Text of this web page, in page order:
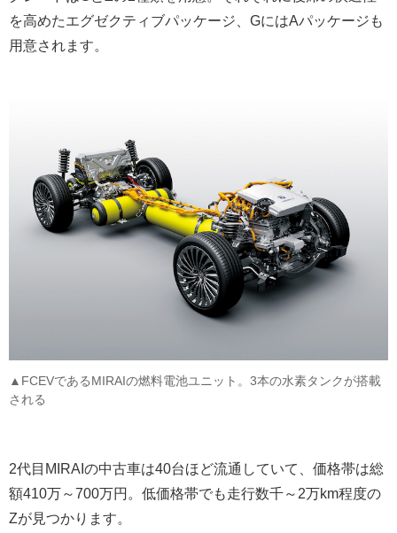
を高めたエグゼクティブパッケージ、GにはAパッケージも
用意されます。
▲FCEVであるMIRAIの燃料電池ユニット。3本の水素タンクが搭載
される
2代目MIRAIの中古車は40台ほど流通していて、価格帯は総
額410万～700万円。低価格帯でも走行数千～2万km程度の
Zが見つかります。